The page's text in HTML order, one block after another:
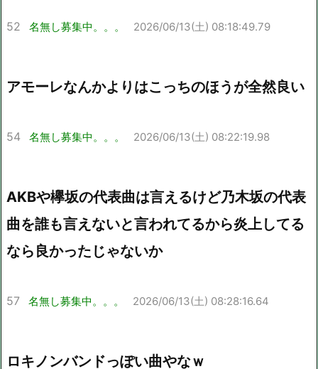
52 名無し募集中。。。 2026/06/13(土) 08:18:49.79
アモーレなんかよりはこっちのほうが全然良い
54 名無し募集中。。。 2026/06/13(土) 08:22:19.98
AKBや欅坂の代表曲は言えるけど乃木坂の代表
曲を誰も言えないと言われてるから炎上してる
なら良かったじゃないか
57 名無し募集中。。。 2026/06/13(土) 08:28:16.64
ロキノンバンドっぽい曲やなｗ